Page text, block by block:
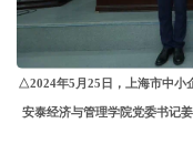
△2024年5月25日，上海市中小
安泰经济与管理学院党委书记